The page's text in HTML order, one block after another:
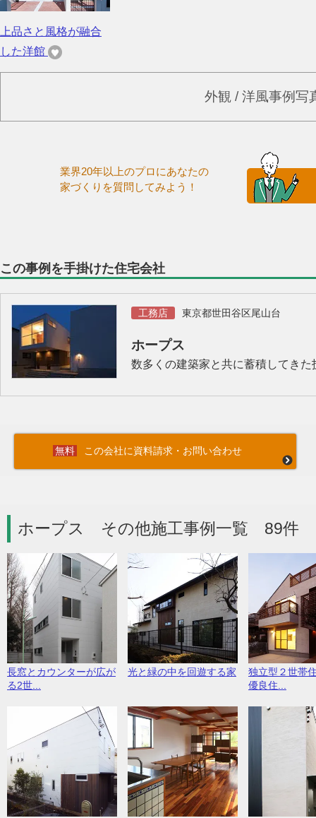
上品さと風格が融合
した洋館
外観 / 洋風事例写
業界20年以上のプロにあなたの
家づくりを質問してみよう！
この事例を手掛けた住宅会社
工務店 東京都世田谷区尾山台
ホープス
数多くの建築家と共に蓄積してき
この会社に資料請求・お問い合わせ
ホープス その他施工事例一覧 89件
長窓とカウンターが広が
る2世...
光と緑の中を回遊する家
独立型２世帯
優良住...